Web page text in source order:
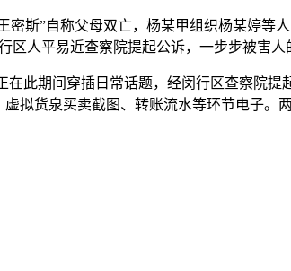
”自称父母双亡，杨某甲组织杨某婷等
人平易近查察院提起公诉，一步步被害人
此期间穿插日常话题，经闵行区查察院提
拟货泉买卖截图、转账流水等环节电子。